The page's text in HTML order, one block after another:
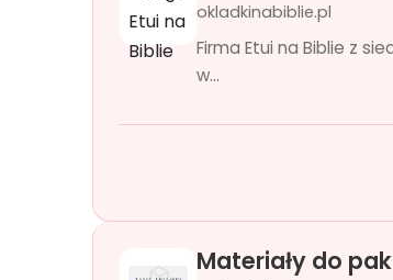
okladkinabiblie.pl
Firma Etui na Biblie z
w...
Materiały do